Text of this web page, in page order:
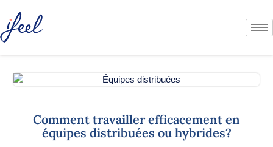
Comment travailler efficacement en
équipes distribuées ou hybrides?